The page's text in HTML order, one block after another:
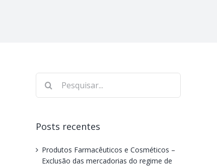
Posts recentes
Produtos Farmacêuticos e Cosméticos –
Exclusão das mercadorias do regime de